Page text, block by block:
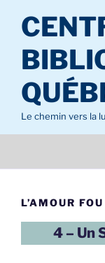
contenu
principal
Le chemin vers la
L’AMOUR
4 – Un